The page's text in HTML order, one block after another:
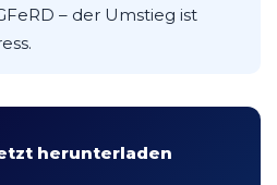
– der Umstieg ist
herunterladen